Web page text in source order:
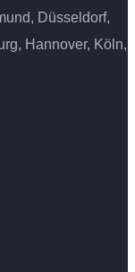
Düsseldorf,
Hannover, Köln,